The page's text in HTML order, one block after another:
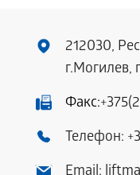
212030,
г.Могилев,
Факс:
Телефон: